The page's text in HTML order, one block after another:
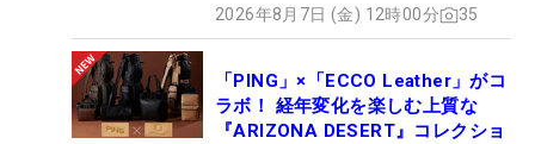
2026年8月7日 (金) 12時00分 35
「PING」×「ECCO Leather」がコ
ラボ！ 経年変化を楽しむ上質な
『ARIZONA DESERT』コレクショ